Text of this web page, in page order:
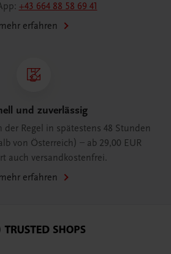
+43 664 88 58 69 41
erfahren
und zuverlässig
der Regel in spätestens 48 Stunden
von Österreich) – ab 29,00 EUR
auch versandkostenfrei.
erfahren